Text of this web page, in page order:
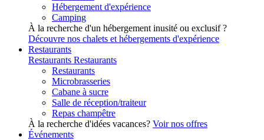
Hébergement d'expérience
Camping
À la recherche d'un hébergement inusité ou exclusif ?
Découvre nos chalets et hébergements d'expérience
Restaurants
Restaurants Restaurants
Restaurants
Microbrasseries
Cabane à sucre
Salle de réception/traiteur
Repas champêtre
À la recherche d'idées vacances? Voir nos offres
Événements